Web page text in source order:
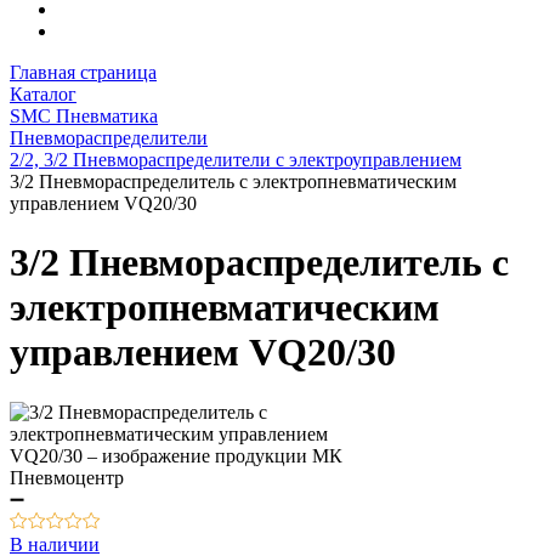
Главная страница
Каталог
SMC Пневматика
Пневмораспределители
2/2, 3/2 Пневмораспределители с электроуправлением
3/2 Пневмораспределитель с электропневматическим
управлением VQ20/30
3/2 Пневмораспределитель с
электропневматическим
управлением VQ20/30
В наличии